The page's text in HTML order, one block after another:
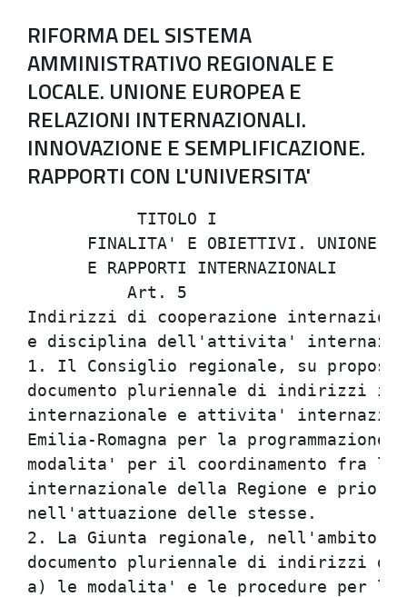
RIFORMA DEL SISTEMA
AMMINISTRATIVO REGIONALE E
LOCALE. UNIONE EUROPEA E
RELAZIONI INTERNAZIONALI.
INNOVAZIONE E SEMPLIFICAZIONE.
RAPPORTI CON L'UNIVERSITA'
FINALITA' E
E
Indirizzi di
e disciplina dell'attivita'
1. Il Consiglio regionale, su
documento pluriennale di
internazionale e attivita'
Emilia-Romagna per la
modalita' per il
internazionale della
2. La Giunta regionale,
documento pluriennale di
a) le modalita' e le